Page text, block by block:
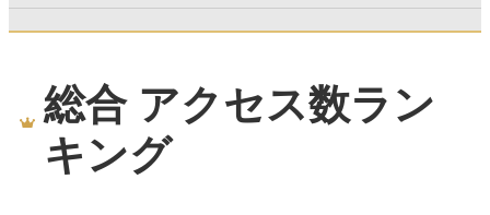
総合 アクセス数ラン
キング